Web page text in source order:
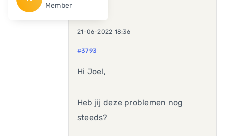
Member
21-06-2022 18:36
#3793
Hi Joel,
Heb jij deze problemen nog
steeds?